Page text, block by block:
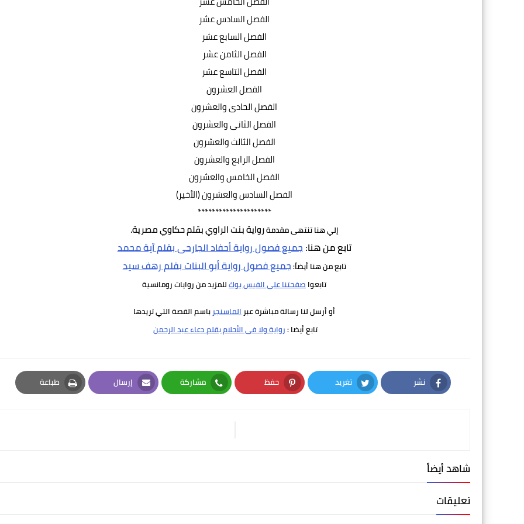
الفصل السادس عشر
الفصل السابع عشر
الفصل الثامن عشر
الفصل التاسع عشر
الفصل العشرون
الفصل الحادى والعشرون
الفصل الثانى والعشرون
الفصل الثالث والعشرون
الفصل الرابع والعشرون
الفصل الخامس والعشرون
الفصل السادس والعشرون (الأخير)
*********************
إلي هنا تنتهى مقدمةرواية بنت الراوي بقلم حكاوي مصرية.
تابع من هنا:جميع فصول رواية أحفاد الجارحى بقلم آية محمد
تابع من هنا أيضاً:جميع فصول رواية أبو البنات بقلم رهف سيد
تابعواصفحتنا على الفيس بوكللمزيد من روايات رومانسية
أو أرسل لنا رسالة مباشرة عبر الماسنجر باسم القصة التي تريدها
تابع أيضا :رواية ولا فى الأحلام بقلم دعاء عبد الرحمن
نشر
Facebook
تغريد
Twitter
حفظ
Pinterest
مشاركة
Whatsapp
إرسال
Email
طباعة
Print
شاهد أيضاً
تعليقات